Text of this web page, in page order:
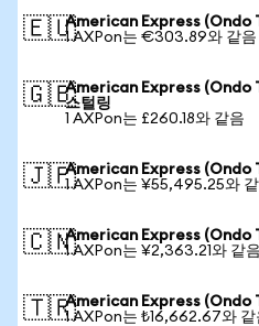
🇪🇺American Express (Ondo
1 AXPon는 €303.89와 같음
🇬🇧American Express (Ondo
스털링
1 AXPon는 £260.18와 같음
🇯🇵American Express (Ondo
1 AXPon는 ¥55,495.25와
🇨🇳American Express (Ondo
1 AXPon는 ¥2,363.21와 같음
🇹🇷American Express (Ondo
1 AXPon는 ₺16,662.67와 같